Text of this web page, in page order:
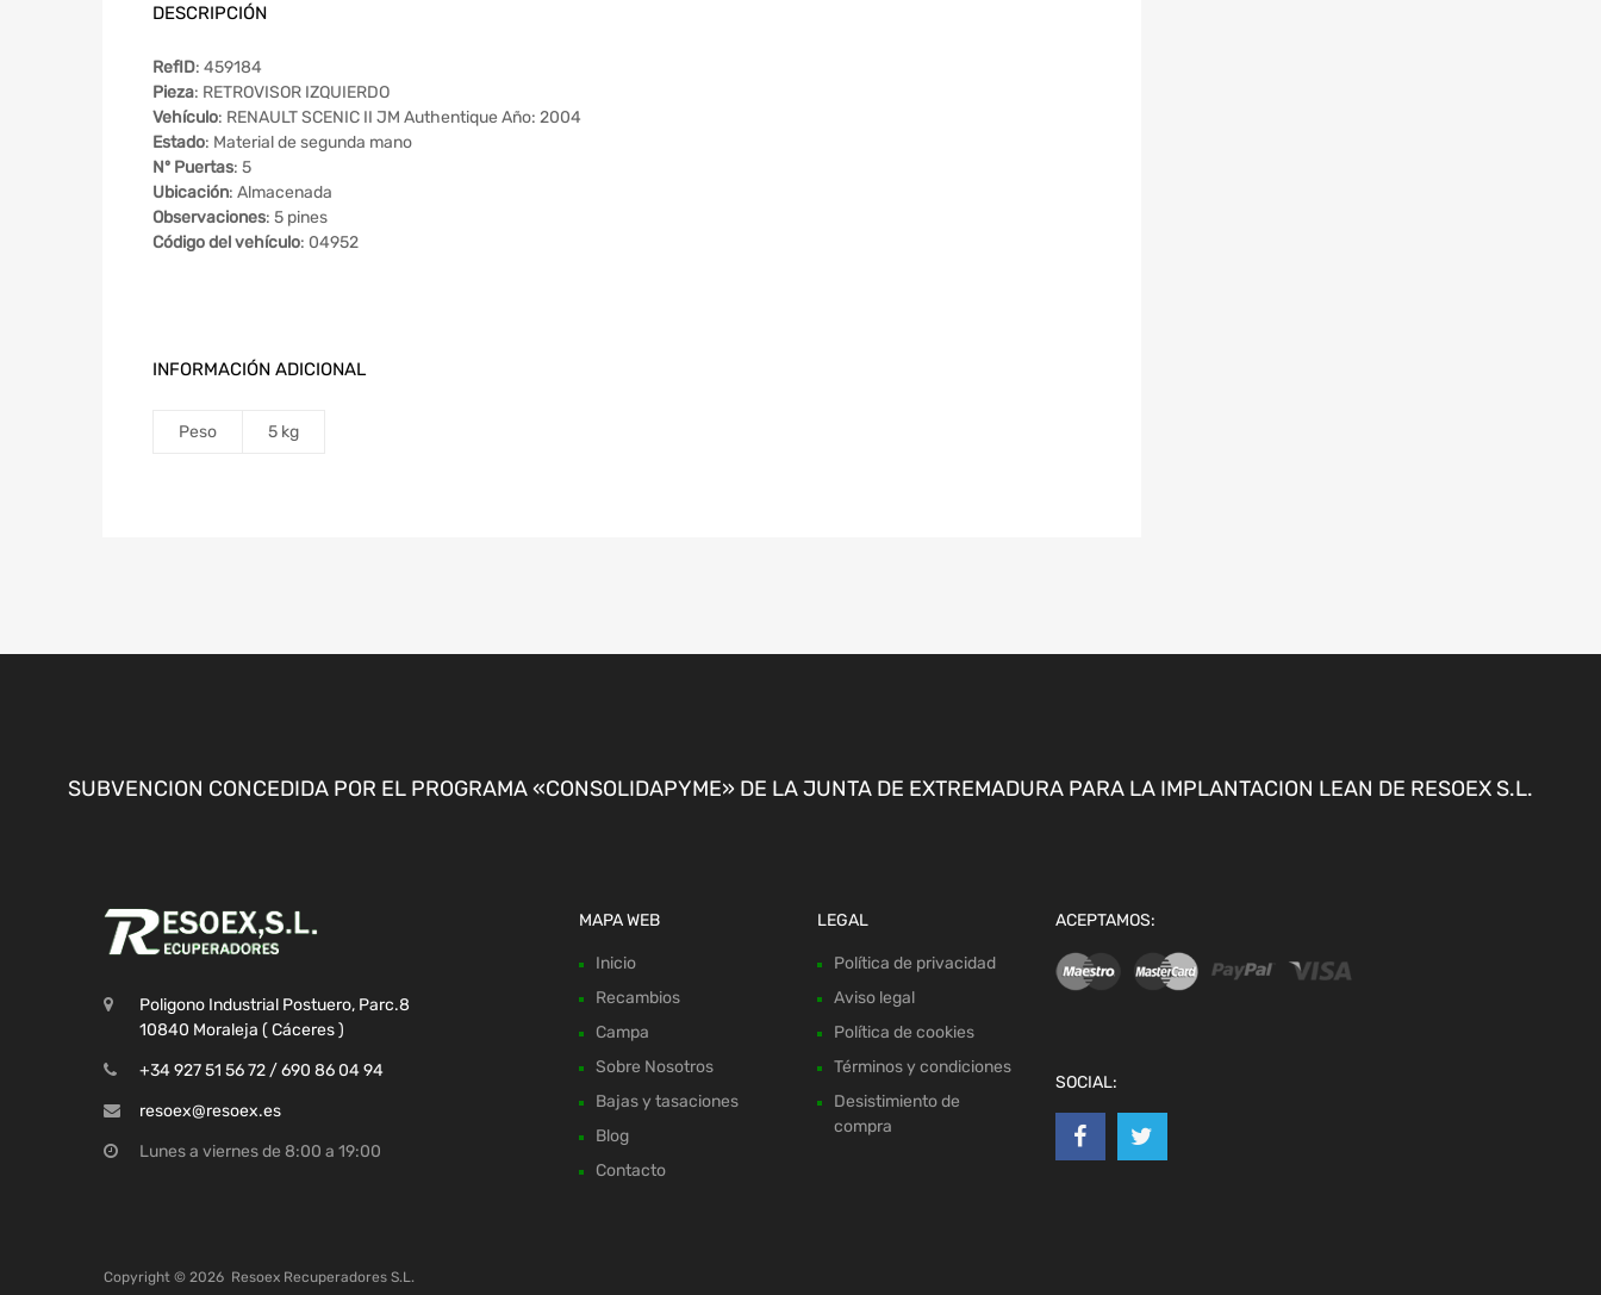
DESCRIPCIÓN
RefID: 459184
Pieza: RETROVISOR IZQUIERDO
Vehículo: RENAULT SCENIC II JM Authentique Año: 2004
Estado: Material de segunda mano
Nº Puertas: 5
Ubicación: Almacenada
Observaciones: 5 pines
Código del vehículo: 04952
INFORMACIÓN ADICIONAL
Peso 5 kg
SUBVENCION CONCEDIDA POR EL PROGRAMA «CONSOLIDAPYME» DE LA JUNTA DE EXTREMADURA PARA LA IMPLANTACION LEAN DE RESOEX S.L.
Poligono Industrial Postuero, Parc.8
10840 Moraleja ( Cáceres )
+34 927 51 56 72 / 690 86 04 94
resoex@resoex.es
Lunes a viernes de 8:00 a 19:00
MAPA WEB
Inicio
Recambios
Campa
Sobre Nosotros
Bajas y tasaciones
Blog
Contacto
LEGAL
Política de privacidad
Aviso legal
Política de cookies
Términos y condiciones
Desistimiento de
compra
ACEPTAMOS:
SOCIAL:
Copyright © 2026 Resoex Recuperadores S.L.